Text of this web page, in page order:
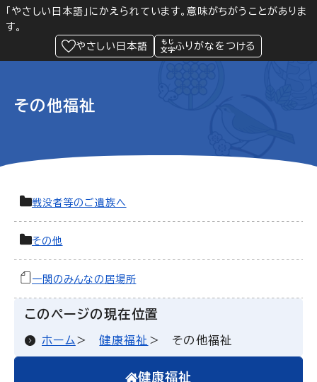
「やさしい日本語」にかえられています。意味がちがうことがありま
す。
やさしい日本語
ふりがなをつける
Language 閲覧支援
緊急情報
その他福祉
戦没者等のご遺族へ
その他
一関のみんなの居場所
このページの現在位置
ホーム 健康福祉 その他福祉
健康福祉